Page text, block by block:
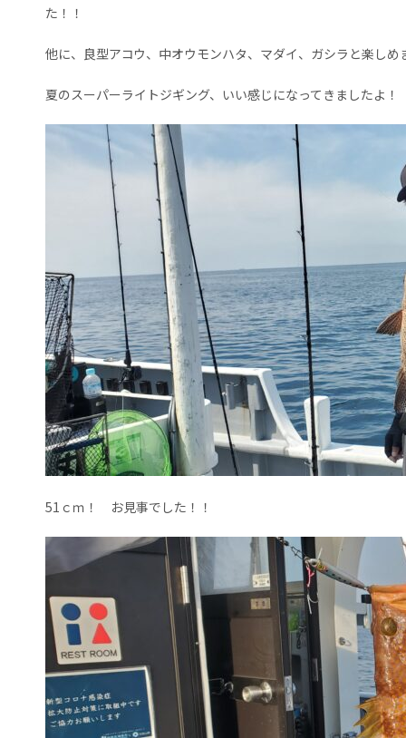
た！！
他に、良型アコウ、中オウモンハタ、マダイ、ガシラと楽し
夏のスーパーライトジギング、いい感じになってきましたよ！
51ｃｍ！ お見事でした！！